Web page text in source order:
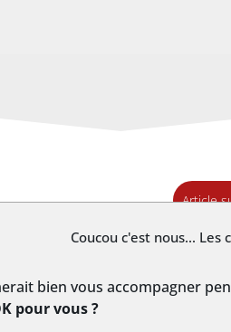
Coucou c'est nous... Les
bien vous accompagner
pour vous ?
Article